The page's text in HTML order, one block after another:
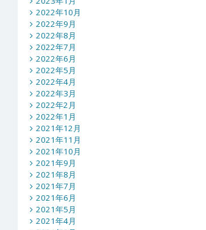
2022年10月
2022年9月
2022年8月
2022年7月
2022年6月
2022年5月
2022年4月
2022年3月
2022年2月
2022年1月
2021年12月
2021年11月
2021年10月
2021年9月
2021年8月
2021年7月
2021年6月
2021年5月
2021年4月